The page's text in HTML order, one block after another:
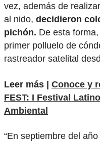
vez, además de
al nido, decidieron
pichón. De esta
primer polluelo de
rastreador satelital
Leer más | Conoce y
FEST: I Festival
Ambiental
“En septiembre del